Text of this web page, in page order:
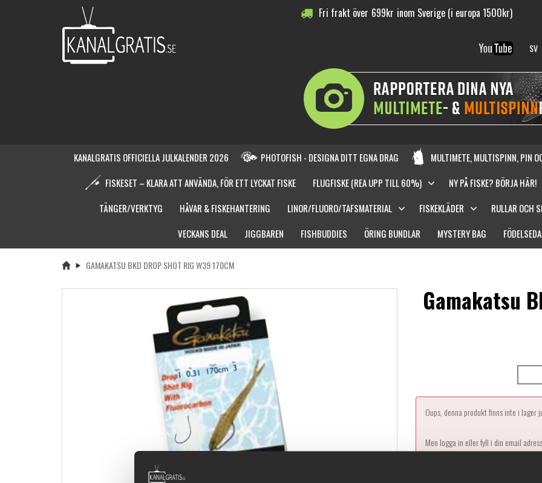
Fri frakt över 699kr inom Sverige (i europa 1500kr)
SV
KANALGRATIS OFFICIELLA JULKALENDER 2026 PHOTOFISH - DESIGNA DITT EGNA DRAG MULTIMETE, MULTISPINN, PIN
FISKESET – KLARA ATT ANVÄNDA, FÖR ETT LYCKAT FISKE
FLUGFISKE (REA UPP TILL 60%) NY PÅ FISKE? BÖRJA HÄR!
TÄNGER/VERKTYG
HÅVAR & FISKEHANTERING LINOR/FLUORO/TAFSMATERIAL FISKEKLÄDER RULLAR OCH
VECKANS DEAL
JIGGBAREN FISHBUDDIES ÖRING BUNDLAR MYSTERY BAG
GAMAKATSU BKD DROP SHOT RIG W39 170CM
Gamakatsu
Oups, denna produkt finns inte i lager
Men logga in eller fyll i din email